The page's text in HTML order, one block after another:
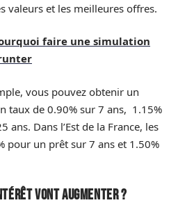
valeurs et les meilleures offres.
faire une simulation
vous pouvez obtenir un
taux de 0.90% sur 7 ans, 1.15%
ans. Dans l’Est de la France, les
pour un prêt sur 7 ans et 1.50%
vont augmenter ?